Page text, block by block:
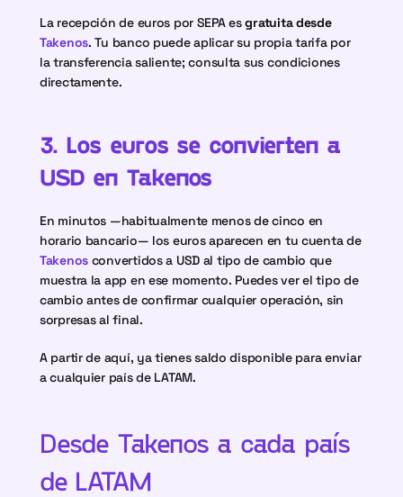
La recepción de euros por SEPA es
gratuita desde
Takenos. Tu banco puede aplicar su propia tarifa por
la transferencia saliente; consulta sus condiciones
directamente.
3. Los euros se convierten a
USD en Takenos
En minutos —habitualmente menos de cinco en
horario bancario— los euros aparecen en tu cuenta de
Takenos convertidos a USD al tipo de cambio que
muestra la app en ese momento. Puedes ver el tipo de
cambio antes de confirmar cualquier operación, sin
sorpresas al final.
A partir de aquí, ya tienes saldo disponible para enviar
a cualquier país de LATAM.
Desde Takenos a cada país
de LATAM